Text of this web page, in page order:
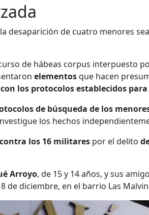
desaparición de cuatro menores
de hábeas corpus interpuesto
elementosque hacen
los protocolos establecidos para
de búsqueda de los
los hechos
los 16 militares por el delito
Arroyo, de 15 y 14 años, y sus
de diciembre, en el barrio Las